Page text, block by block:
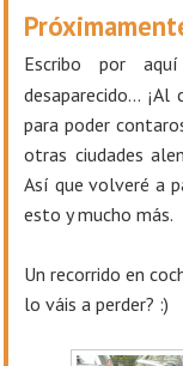
Escribo por
desaparecido...
para poder
otras ciudades
Así que volveré a
esto y mucho más.
Un recorrido en
lo váis a perder? :)